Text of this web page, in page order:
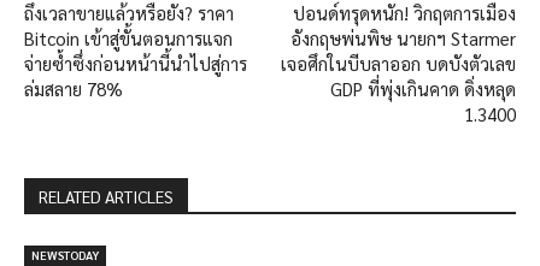
ถึงเวลาขายแล้วหรือยัง? ราคา
Bitcoin เข้าสู่ขั้นตอนการแจก
จ่ายซ้ำซึ่งก่อนหน้านี้นำไปสู่การ
ล่มสลาย 78%
ปอนด์ทรุดหนัก! วิกฤตการเมือง
อังกฤษพ่นพิษ นายกฯ Starmer
เจอศึกในบีบลาออก บดบังตัวเลข
GDP ที่พุ่งเกินคาด ดิ่งหลุด
1.3400
RELATED ARTICLES
NEWSTODAY